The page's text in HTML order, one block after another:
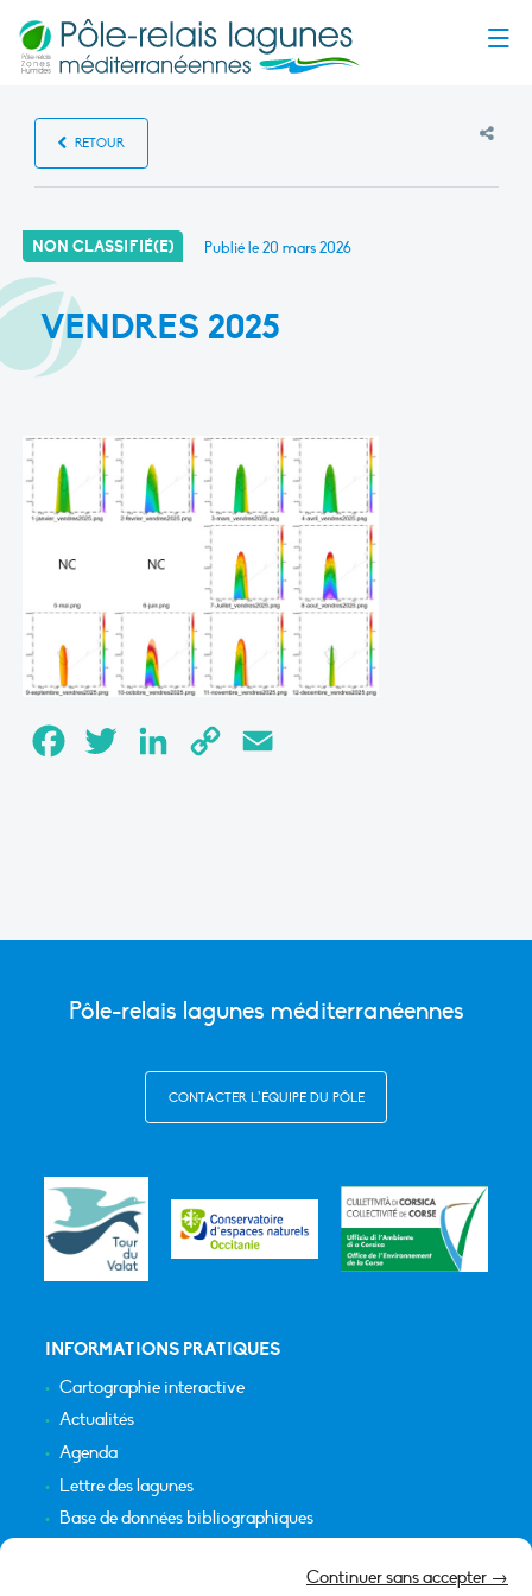
Continuer sans accepter →
RETOUR
NON CLASSIFIÉ(E) Publié le20 mars 2026
VENDRES 2025
FacebookTwitter LinkedInCopy
Pôle-relais lagunes méditerranéennes
CONTACTER L’ÉQUIPE DU PÔLE
INFORMATIONS PRATIQUES
Cartographie interactive
Actualités
Agenda
Lettre des lagunes
Base de données bibliographiques